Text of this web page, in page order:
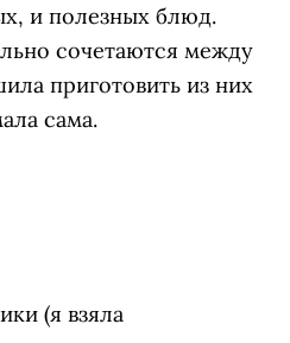
и полезных блюд.
сочетаются между
приготовить из них
сама.
(я взяла